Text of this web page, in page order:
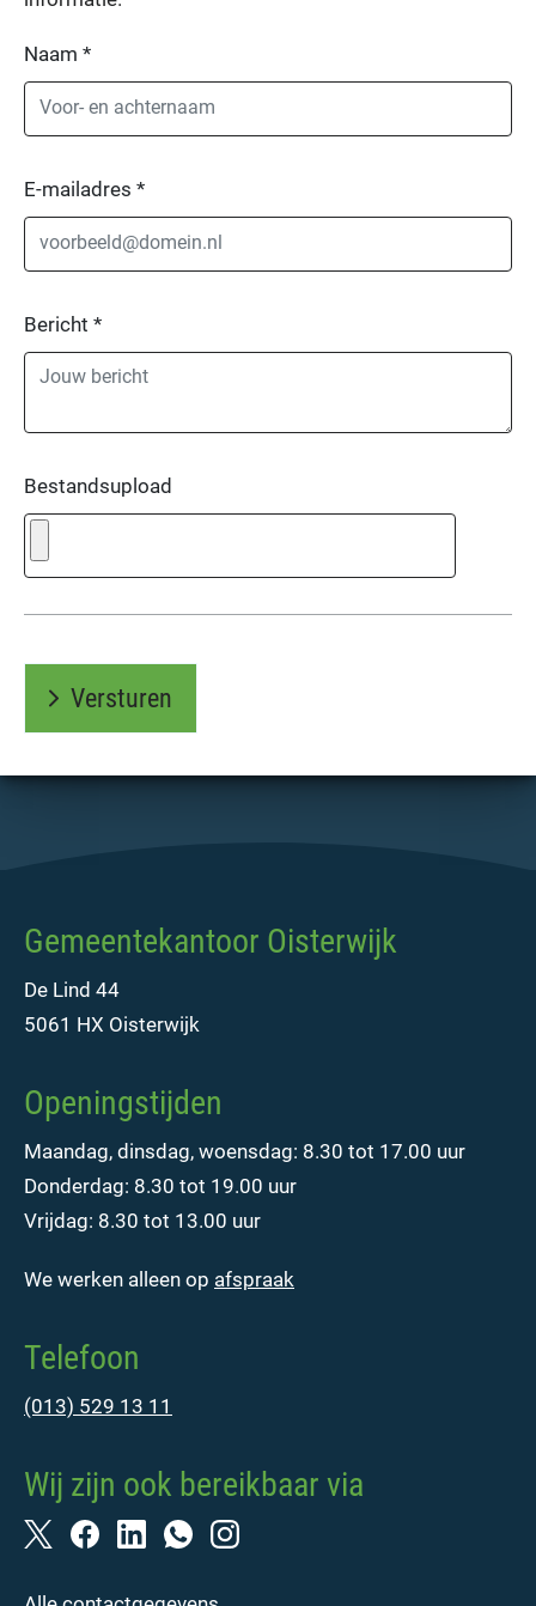
Naam *
E-mailadres *
Bericht *
Bestandsupload
Versturen
Gemeentekantoor Oisterwijk
De Lind 44
5061 HX Oisterwijk
Openingstijden
Maandag, dinsdag, woensdag: 8.30 tot 17.00 uur
Donderdag: 8.30 tot 19.00 uur
Vrijdag: 8.30 tot 13.00 uur
We werken alleen op afspraak
Telefoon
(013) 529 13 11
Wij zijn ook bereikbaar via